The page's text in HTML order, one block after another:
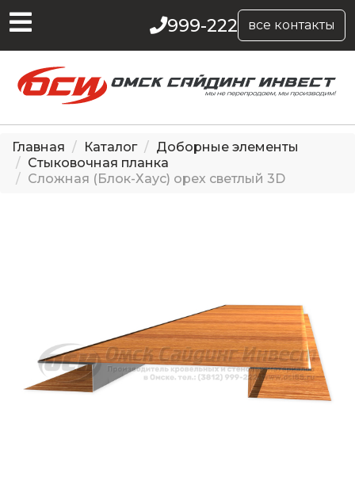
999-222 все контакты
Главная Каталог
Доборные элементы
Стыковочная планка
Сложная (Блок-Хаус) орех светлый 3D